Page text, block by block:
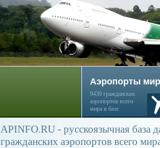
Аэропорты
9439 гражданских
аэропортов всего
мира в базе
APINFO.RU - русскоязычная база
гражданских аэропортов всего